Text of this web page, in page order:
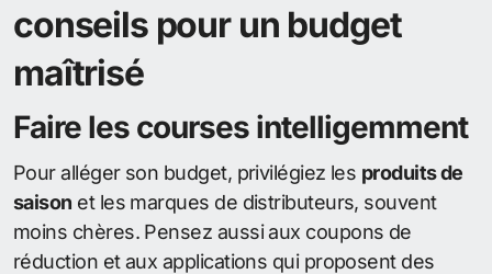
conseils pour un budget
maîtrisé
Faire les courses intelligemment
Pour alléger son budget, privilégiez les produits de
saison et les marques de distributeurs, souvent
moins chères. Pensez aussi aux coupons de
réduction et aux applications qui proposent des